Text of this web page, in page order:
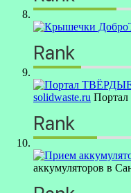
solidwaste.ru
аккумуляторов в